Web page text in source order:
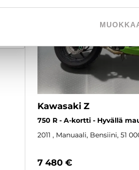
Kawasaki Z
750 R - A-kortti - Hyvällä
2011 , Manuaali, Bensiini, 51
7 480 €